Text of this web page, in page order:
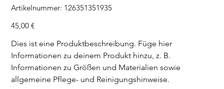
Artikelnummer: Artikelnummer:
126351351935
126351351935
Preis
45,00 €
Dies ist eine Produktbeschreibung. Füge hier
Informationen zu deinem Produkt hinzu, z. B.
Informationen zu Größen und Materialien sowie
allgemeine Pflege- und Reinigungshinweise.